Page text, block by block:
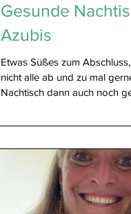
Gesunde
Azubis
Etwas Süßes zum
nicht alle ab und zu mal
Nachtisch dann auch noch